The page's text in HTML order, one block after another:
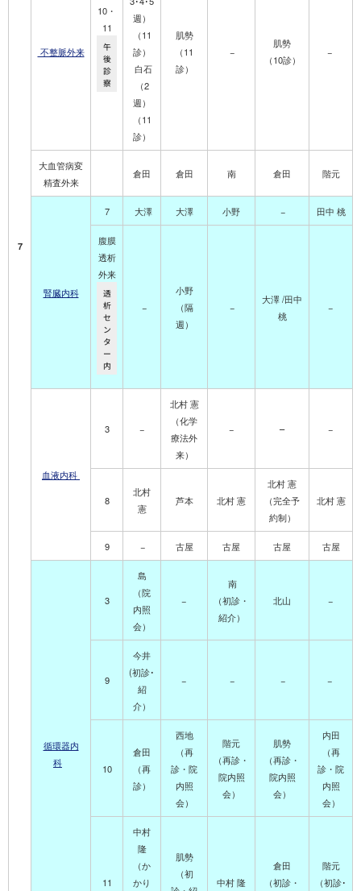
7
不整脈外来
10・
11
午
後
診
察
週）
（11
診）
白石
（2
週）
（11
診）
肌勢
（11
診）
−
肌勢
（10診）
−
大血管病変
精査外来
倉田 倉田 南 倉田 階元
腎臓内科
7 大澤 大澤 小野 − 田中 桃
腹膜
透析
外来
透
析
セ
ン
タ
ー
内
−
小野
（隔
週）
−
大澤 /田中
桃
−
血液内科
3 −
北村 憲
（化学
療法外
来）
− − −
8
北村
憲
芦本 北村憲
北村憲
（完全予
約制）
北村 憲
9 − 古屋 古屋 古屋 古屋
循環器内
科
3
島
（院
内照
会）
−
南
（初診・
紹介）
北山 −
9
今井
(初診･
紹
介）
− − − −
10
倉田
（再
診）
西地
（再
診・院
内照
会）
階元
（再診・
院内照
会）
肌勢
（再診・
院内照
会）
内田
（再
診・院
内照
会）
11
中村
隆
（か
かり
肌勢
（初
中村隆
倉田
（初診・
階元
（初診･